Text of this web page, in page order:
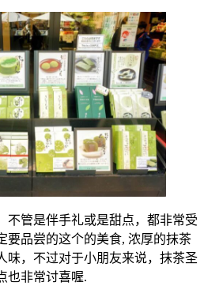
不管是伴手礼或是甜点，都非常受
要品尝的这个的美食, 浓厚的抹茶
味，不过对于小朋友来说，抹茶圣
也非常讨喜喔.